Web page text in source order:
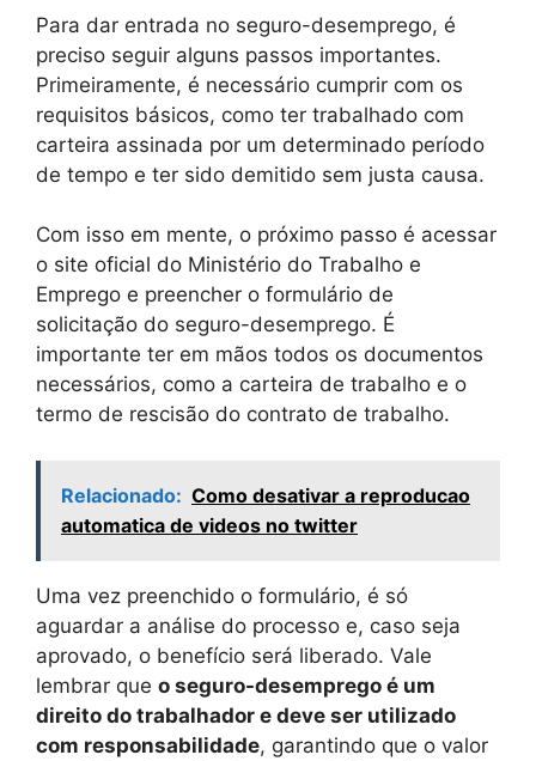
Para dar entrada no seguro-desemprego, é
preciso seguir alguns passos importantes.
Primeiramente, é necessário cumprir com os
requisitos básicos, como ter trabalhado com
carteira assinada por um determinado período
de tempo e ter sido demitido sem justa causa.
Com isso em mente, o próximo passo é acessar
o site oficial do Ministério do Trabalho e
Emprego e preencher o formulário de
solicitação do seguro-desemprego. É
importante ter em mãos todos os documentos
necessários, como a carteira de trabalho e o
termo de rescisão do contrato de trabalho.
Relacionado: Como desativar a reproducao
automatica de videos no twitter
Uma vez preenchido o formulário, é só
aguardar a análise do processo e, caso seja
aprovado, o benefício será liberado. Vale
lembrar que o seguro-desemprego é um
direito do trabalhador e deve ser utilizado
com responsabilidade, garantindo que o valor